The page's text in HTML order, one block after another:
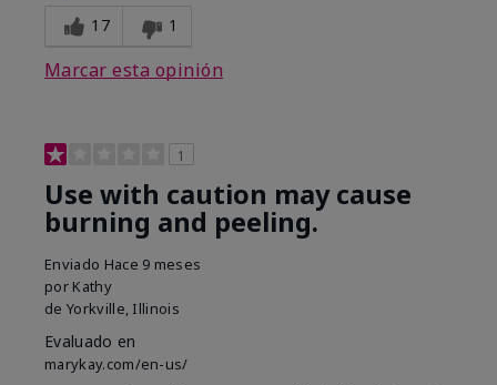
17 1
Marcar esta opinión
1
Use with caution may cause
burning and peeling.
Enviado Hace 9 meses
por Kathy
de Yorkville, Illinois
Evaluado en
marykay.com/en-us/